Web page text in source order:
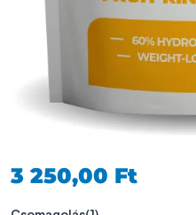
3 250,00 Ft